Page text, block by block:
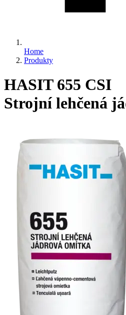
Home
Produkty
HASIT 655 CSI
Strojní lehčená